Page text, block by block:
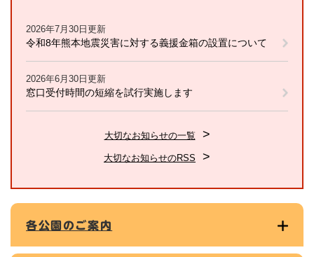
2026年7月30日更新
令和8年熊本地震災害に対する義援金箱の設置について
2026年6月30日更新
窓口受付時間の短縮を試行実施します
大切なお知らせの一覧
大切なお知らせのRSS
各公園のご案内